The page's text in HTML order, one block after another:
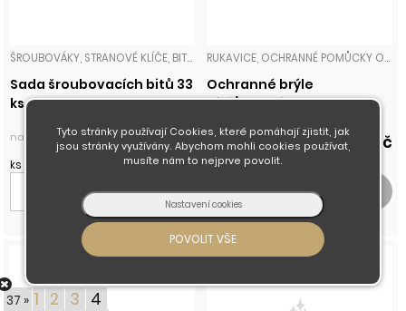
ŠROUBOVÁKY, STRANOVÉ KLÍČE, BITY, NÁSTAVCE, GOLA
Sada šroubovacích bitů 33
ks
na dotaz 463 Kč
ks
RUKAVICE, OCHRANNÉ POMŮCKY OSTATNÍ
Ochranné brýle
číré/zelené Lotzen
na dotaz 164 Kč
pár
37 » 1 2 3 4
Tyto stránky používají Cookies, které pomáhají zjistit, jak
jsou stránky využívány. Abychom mohli cookies používat,
musíte nám to nejprve povolit.